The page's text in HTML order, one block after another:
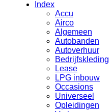
Index
Accu
Airco
Algemeen
Autobanden
Autoverhuur
Bedrijfskleding
Lease
LPG inbouw
Occasions
Universeel
Opleidingen